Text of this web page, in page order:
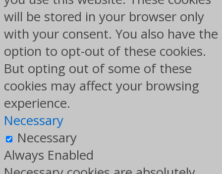
will be stored in your browser only
with your consent. You also have the
option to opt-out of these cookies.
But opting out of some of these
cookies may affect your browsing
experience.
Necessary
Necessary
Always Enabled